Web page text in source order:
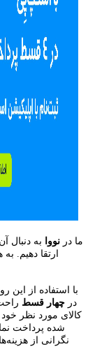
ما در نووا به دنبال
ارتقا دهیم.
با استفاده از
در چهار قسط
کالای مورد نظر
شده پرداخت
نگرانی از